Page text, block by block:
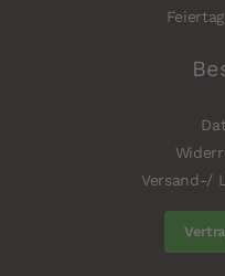
Versand-/